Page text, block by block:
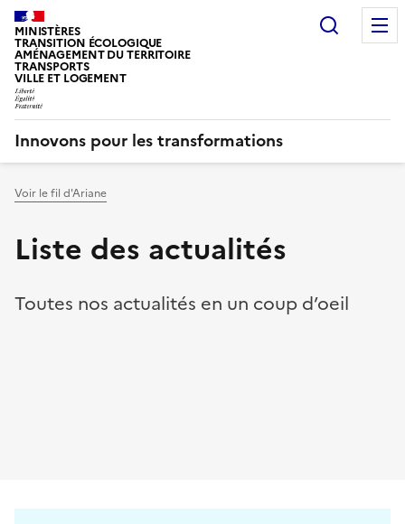
MINISTÈRES
TRANSITION ÉCOLOGIQUE
AMÉNAGEMENT DU TERRITOIRE
TRANSPORTS
VILLE ET LOGEMENT
Innovons pour les transformations
Voir le fil d'Ariane
Liste des actualités
Toutes nos actualités en un coup d’oeil